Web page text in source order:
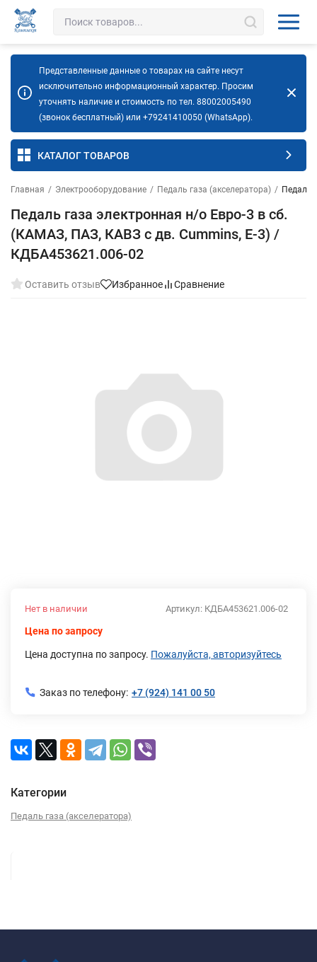
Представленные данные о товарах на сайте несут
исключительно информационный характер. Просим
уточнять наличие и стоимость по тел. 88002005490
(звонок бесплатный) или +79241410050 (WhatsApp).
КАТАЛОГ ТОВАРОВ
Главная / Электрооборудование / Педаль газа (акселератора) / Педаль
Педаль газа электронная н/о Евро-3 в сб.
(КАМАЗ, ПАЗ, КАВЗ с дв. Cummins, Е-3) /
КДБА453621.006-02
Оставить отзыв Избранное Сравнение
Артикул: КДБА453621.006-02
Нет в наличии
Цена по запросу
Цена доступна по запросу. Пожалуйста, авторизуйтесь
Заказ по телефону: +7 (924) 141 00 50
Категории
Педаль газа (акселератора)